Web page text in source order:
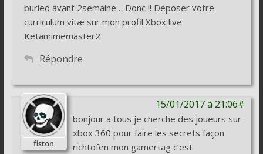
buried avant 2semaine …Donc !! Déposer votre
curriculum vitæ sur mon profil Xbox live
Ketamimemaster2
Répondre
15/01/2017 à 21:06#
fiston
bonjour a tous je cherche des joueurs sur
xbox 360 pour faire les secrets façon
richtofen mon gamertag c’est